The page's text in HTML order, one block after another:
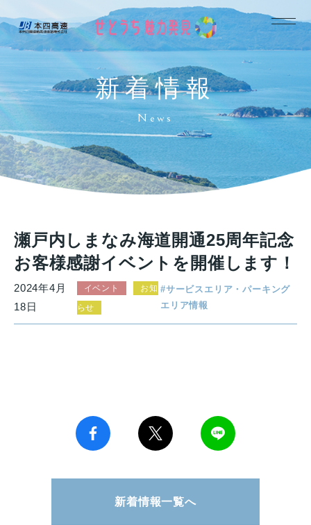
新着情報
News
瀬戸内しまなみ海道開通25周年記念
お客様感謝イベントを開催します！
2024年4月
18日
イベント
お知
らせ
サービスエリア・パーキング
エリア情報
新着情報一覧へ